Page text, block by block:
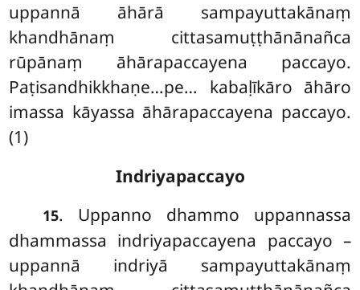
uppannā āhārā sampayuttakānaṃ
khandhānaṃ cittasamuṭṭhānānañca
rūpānaṃ āhārapaccayena paccayo.
Paṭisandhikkhaṇe…pe… kabaḷīkāro āhāro
imassa kāyassa āhārapaccayena paccayo.
(1)
Indriyapaccayo
15. Uppanno dhammo uppannassa
dhammassa indriyapaccayena paccayo –
uppannā indriyā sampayuttakānaṃ